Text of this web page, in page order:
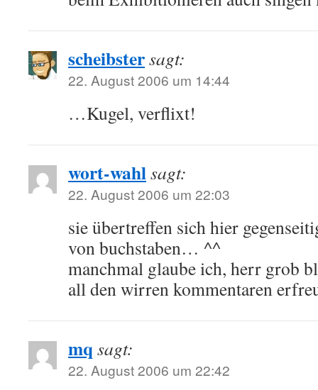
scheibstersagt:
22. August 2006 um 14:44
…Kugel, verflixt!
wort-wahlsagt:
22. August 2006 um 22:03
sie übertreffen sich hier
von buchstaben… ^^
manchmal glaube ich, herr grob
all den wirren kommentaren
mq sagt:
22. August 2006 um 22:42